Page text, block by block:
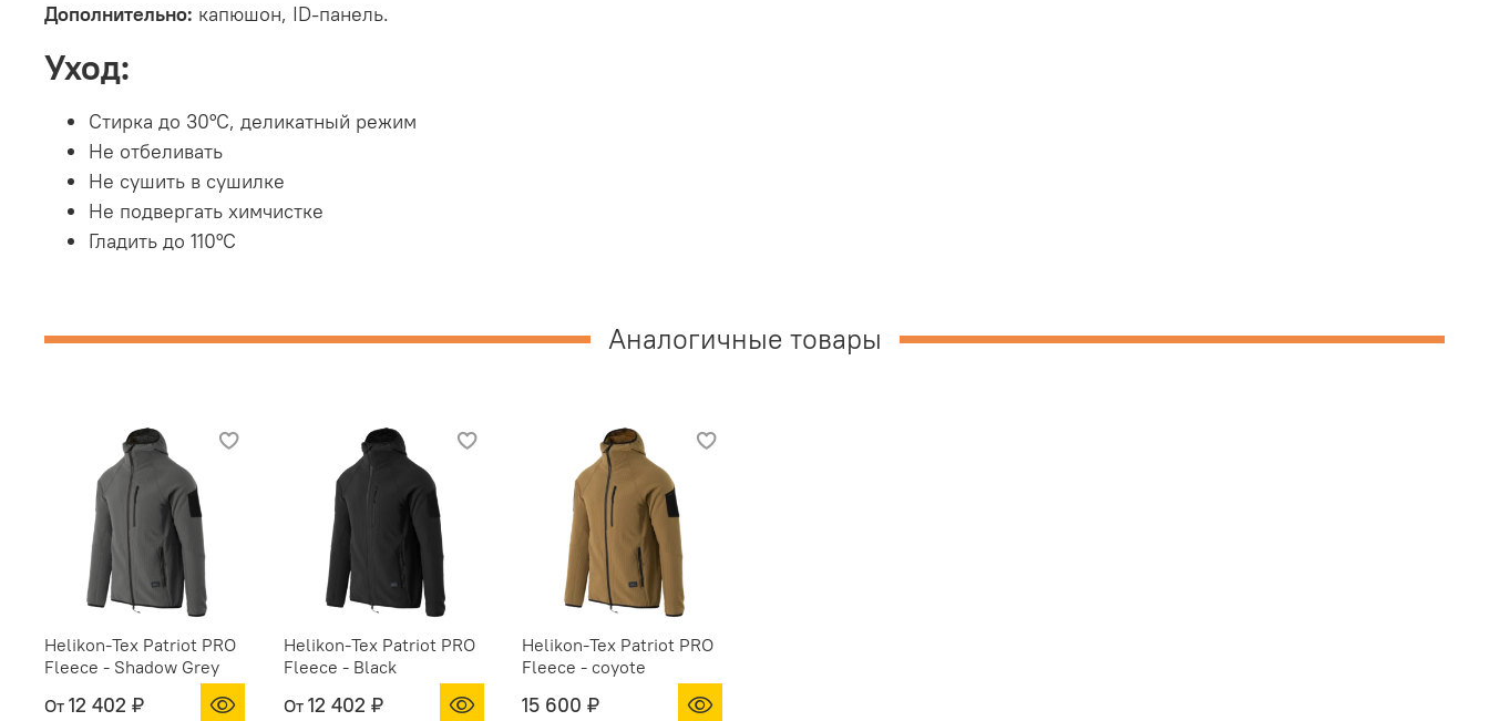
Дополнительно: капюшон, ID-панель.
Уход:
Стирка до 30°C, деликатный режим
Не отбеливать
Не сушить в сушилке
Не подвергать химчистке
Гладить до 110°C
Аналогичные товары
Helikon-Tex Patriot PRO
Fleece - Shadow Grey
От 12 402 ₽
Helikon-Tex Patriot PRO
Fleece - Black
От 12 402 ₽
Helikon-Tex Patriot PRO
Fleece - coyote
15 600 ₽